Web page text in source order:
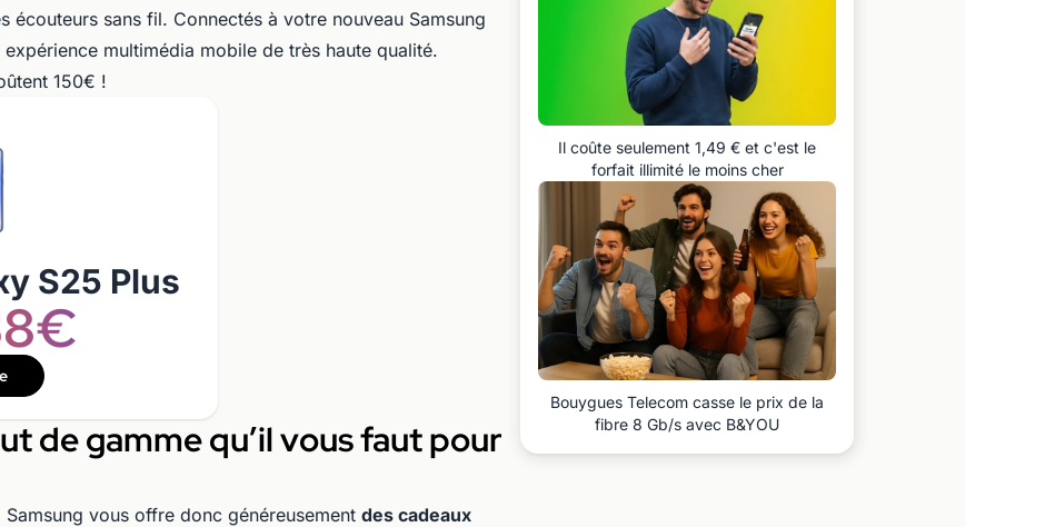
écouteurs sans fil. Connectés à votre nouveau Samsung
multimédia mobile de très haute qualité.
150€ !
S25 Plus
de gamme qu’il vous faut pour
vous offre donc généreusement des cadeaux
Il coûte seulement 1,49 € et c'est le
forfait illimité le moins cher
Bouygues Telecom casse le prix de la
fibre 8 Gb/s avec B&YOU